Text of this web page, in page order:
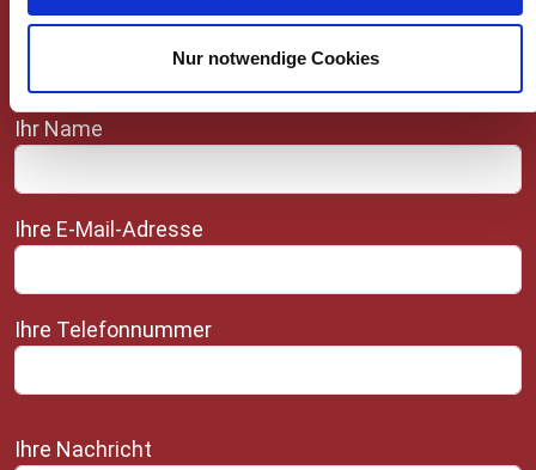
Nur notwendige Cookies
Schreiben Sie uns
Ihr Name
Ihre E-Mail-Adresse
Ihre Telefonnummer
Ihre Nachricht